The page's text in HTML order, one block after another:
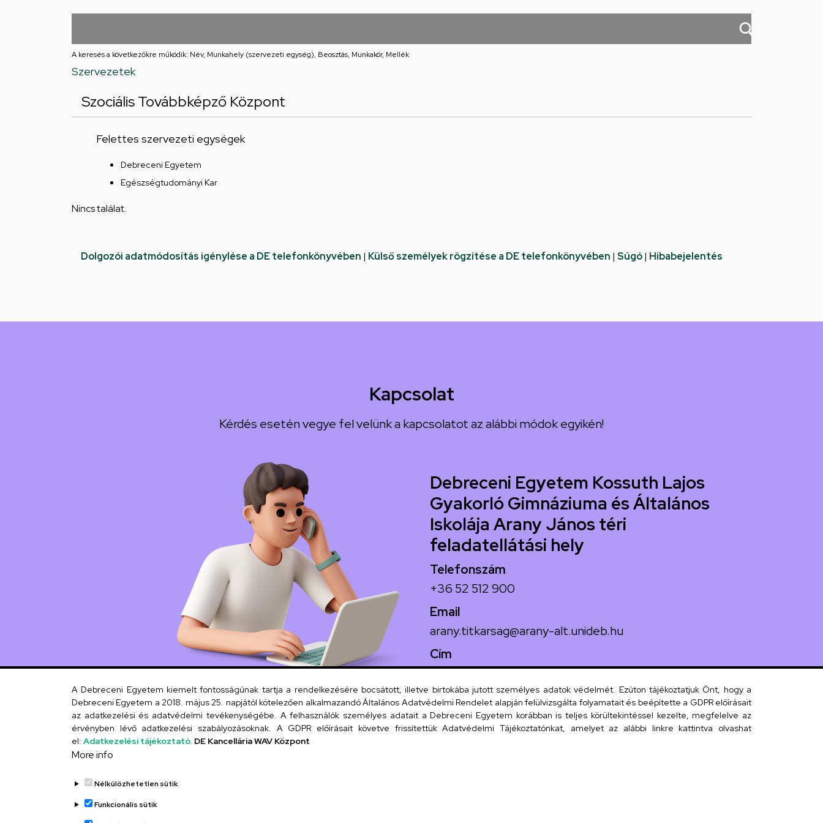
Iskolája
feladatellátási
A keresés a következőkre működik: Név, Munkahely (szervezeti egység), Beosztás, Munkakör, Mellék
Szervezetek
Szociális Továbbképző Központ
Felettes szervezeti egységek
Debreceni Egyetem
Egészségtudományi Kar
Nincs találat.
Dolgozói adatmódosítás igénylése a DE telefonkönyvében | Külső személyek rögzítése a DE telefonkönyvében | Súgó| Hibabejelentés
Kapcsolat
Kérdés esetén vegye fel velünk a kapcsolatot az alábbi módok egyikén!
Debreceni Egyetem Kossuth Lajos
Gyakorló Gimnáziuma és Általános
Iskolája Arany János téri
feladatellátási hely
Telefonszám
+36 52 512 900
Email
arany.titkarsag@arany-alt.unideb.hu
Cím
4026 Debrecen, Arany János tér 1.
Szervezeti telefonkönyv
A Debreceni Egyetem kiemelt fontosságúnak tartja a rendelkezésére bocsátott, illetve birtokába jutott személyes adatok védelmét. Ezúton tájékoztatjuk Önt, hogy a
Debreceni Egyetem a 2018. május 25. napjától kötelezően alkalmazandó Általános Adatvédelmi Rendelet alapján felülvizsgálta folyamatait és beépítette a GDPR előírásait
az adatkezelési és adatvédelmi tevékenységébe. A felhasználók személyes adatait a Debreceni Egyetem korábban is teljes körültekintéssel kezelte, megfelelve az
érvényben lévő adatkezelési szabályozásoknak. A GDPR előírásait követve frissítettük Adatvédelmi Tájékoztatónkat, amelyet az alábbi linkre kattintva olvashat
el: Adatkezelési tájékoztató. DE Kancellária WAV Központ
More info
Nélkülözhetetlen sütik
Funkcionális sütik